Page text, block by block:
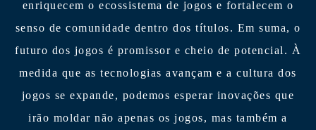
enriquecem o ecossistema de jogos e fortalecem o
senso de comunidade dentro dos títulos. Em suma, o
futuro dos jogos é promissor e cheio de potencial. À
medida que as tecnologias avançam e a cultura dos
jogos se expande, podemos esperar inovações que
irão moldar não apenas os jogos, mas também a